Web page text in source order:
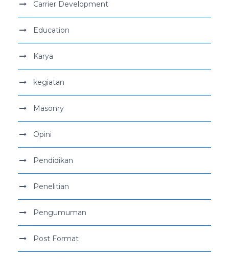
Carrier Development
Education
Karya
kegiatan
Masonry
Opini
Pendidikan
Penelitian
Pengumuman
Post Format